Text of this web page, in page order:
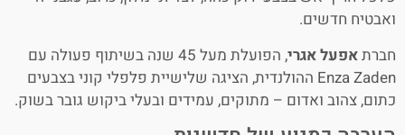
ואבטיח חדשים.
חברתאפעל אגרי
, הפועלת מעל 45 שנה בשיתוף פעולה עם
Enza Zaden ההולנדית, הציגה שלישיית פלפלי קוני בצבעים
כתום, צהוב ואדום – מתוקים, עמידים ובעלי ביקוש גובר בשוק.